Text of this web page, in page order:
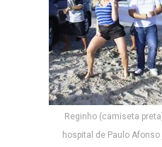
Reginho (camiseta
hospital de Paulo